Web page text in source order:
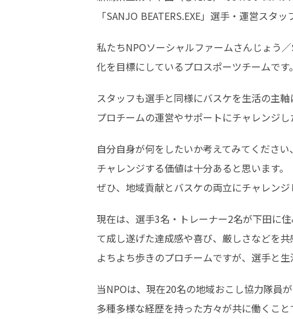
「SANJO BEATERS.EXE」選手・運営スタ
私たちNPOソーシャルファームさんじょう
化を目標にしているプロスポーツチームです。
スタッフも選手と同様にバスケを生活の主
プロチームの運営やサポートにチャレンジし
自分自身が何をしたいか考えてみてくださ
チャレンジする価値は十分あると思います。
ぜひ、地域貢献とバスケの両立にチャレンジ
現在は、選手3名・トレーナー2名が下田に
て成し遂げた達成感や喜び、厳しさなどを
よちよち歩きのプロチームですが、選手と
当NPOは、現在20名の地域おこし協力隊員が
多種多様な経歴を持った方々が共に働くこ